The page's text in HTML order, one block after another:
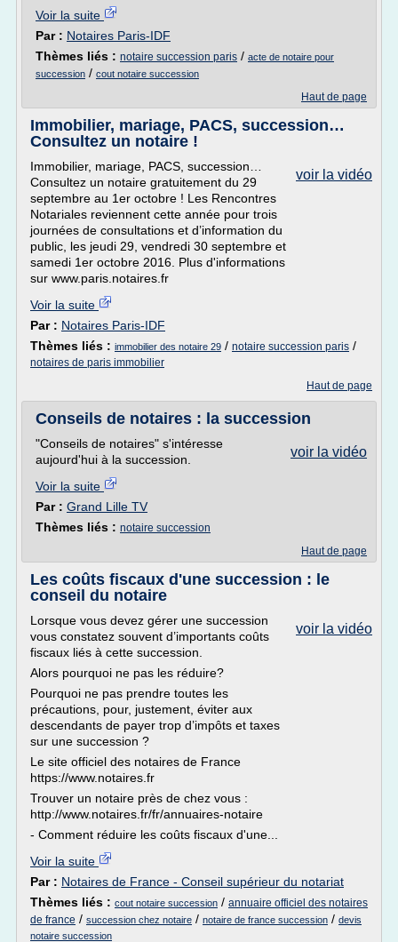
Voir la suite
Par : Notaires Paris-IDF
Thèmes liés : notaire succession paris / acte de notaire pour
succession / cout notaire succession
Haut de page
Immobilier, mariage, PACS, succession…
Consultez un notaire !
voir la vidéo
Immobilier, mariage, PACS, succession…
Consultez un notaire gratuitement du 29
septembre au 1er octobre ! Les Rencontres
Notariales reviennent cette année pour trois
journées de consultations et d’information du
public, les jeudi 29, vendredi 30 septembre et
samedi 1er octobre 2016. Plus d'informations
sur www.paris.notaires.fr
Voir la suite
Par : Notaires Paris-IDF
Thèmes liés : immobilier des notaire 29 / notaire succession paris /
notaires de paris immobilier
Haut de page
Conseils de notaires : la succession
voir la vidéo
"Conseils de notaires" s'intéresse
aujourd'hui à la succession.
Voir la suite
Par : Grand Lille TV
Thèmes liés : notaire succession
Haut de page
Les coûts fiscaux d'une succession : le
conseil du notaire
voir la vidéo
Lorsque vous devez gérer une succession
vous constatez souvent d’importants coûts
fiscaux liés à cette succession.
Alors pourquoi ne pas les réduire?
Pourquoi ne pas prendre toutes les
précautions, pour, justement, éviter aux
descendants de payer trop d’impôts et taxes
sur une succession ?
Le site officiel des notaires de France
https://www.notaires.fr
Trouver un notaire près de chez vous :
http://www.notaires.fr/fr/annuaires-notaire
- Comment réduire les coûts fiscaux d'une...
Voir la suite
Par : Notaires de France - Conseil supérieur du notariat
Thèmes liés : cout notaire succession / annuaire officiel des notaires
de france / succession chez notaire / notaire de france succession / devis
notaire succession